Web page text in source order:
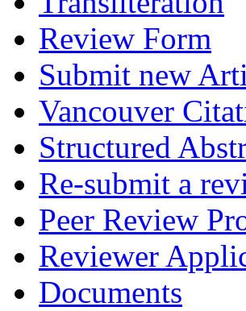
Review Form
Submit new
Vancouver
Structured
Re-submit a
Peer Review
Reviewer
Documents